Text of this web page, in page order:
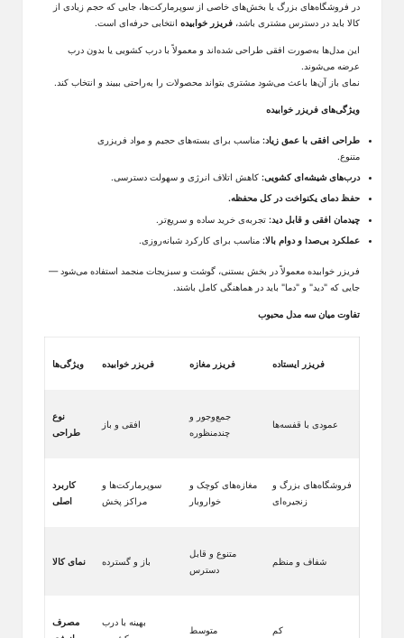
در فروشگاه‌های بزرگ یا بخش‌های خاصی از سوپرمارکت‌ها، جایی که حجم زیادی از
کالا باید در دسترس مشتری باشد، فریزر خوابیده انتخابی حرفه‌ای است.
این مدل‌ها به‌صورت افقی طراحی شده‌اند و معمولاً با درب کشویی یا بدون درب
عرضه می‌شوند.
نمای باز آن‌ها باعث می‌شود مشتری بتواند محصولات را به‌راحتی ببیند و انتخاب کند .
ویژگی‌های فریزر خوابیده
طراحی افقی با عمق زیاد: مناسب برای بسته‌های حجیم و مواد فریزری
متنوع.
درب‌های شیشه‌ای کشویی: کاهش اتلاف انرژی و سهولت دسترسی.
حفظ دمای یکنواخت در کل محفظه.
چیدمان افقی و قابل دید: تجربه‌ی خرید ساده و سریع‌تر .
عملکرد بی‌صدا و دوام بالا: مناسب برای کارکرد شبانه‌روزی.
فریزر خوابیده معمولاً در بخش بستنی، گوشت و سبزیجات منجمد استفاده می‌شود—
جایی که "دید" و "دما" باید در هماهنگی کامل باشند .
تفاوت میان سه مدل محبوب
فریزر ایستاده فریزر مغازه فریزر خوابیده ویژگی‌ها
عمودی با قفسه‌ها
جمع‌وجور و
چندمنظوره
افقی و باز
نوع
طراحی
فروشگاه‌های بزرگ و
زنجیره‌ای
مغازه‌های کوچک و
خواروبار
سوپرمارکت‌ها و
مراکز پخش
کاربرد
اصلی
شفاف و منظم
متنوع و قابل
دسترس
باز و گسترده نمای کالا
کم متوسط
بهینه با درب
مصرف